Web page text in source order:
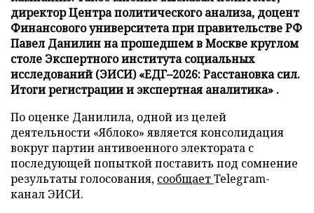
директор Центра политического анализа, доцент
Финансового университета при правительстве РФ
Павел Данилин на прошедшем в Москве круглом
столе Экспертного института социальных
исследований (ЭИСИ) «ЕДГ–2026: Расстановка сил.
Итоги регистрации и экспертная аналитика» .
По оценке Данилила, одной из целей
деятельности «Яблоко» является консолидация
вокруг партии антивоенного электората с
последующей попыткой поставить под сомнение
результаты голосования, сообщаетTelegram-
канал ЭИСИ.